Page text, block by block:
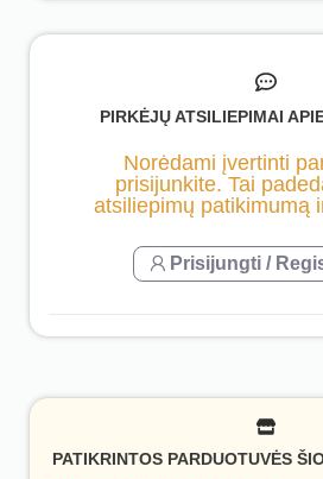
PIRKĖJŲ ATSILIEPIMAI
Norėdami įvertinti
prisijunkite. Tai
atsiliepimų patikimumą
Prisijungti /
PATIKRINTOS PARDUOTUVĖS